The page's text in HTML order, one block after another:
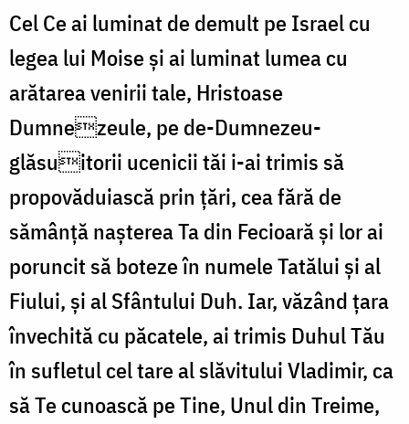
Cel Ce ai luminat de demult pe Israel cu
legea lui Moise și ai luminat lumea cu
arătarea venirii tale, Hristoase
Dumnezeule, pe de-Dumnezeu-
glăsuitorii ucenicii tăi i-ai trimis să
propovăduiască prin țări, cea fără de
sămânță nașterea Ta din Fecioară și lor ai
poruncit să boteze în numele Tatălui și al
Fiului, și al Sfântului Duh. Iar, văzând țara
învechită cu păcatele, ai trimis Duhul Tău
în sufletul cel tare al slăvitului Vladimir, ca
să Te cunoască pe Tine, Unul din Treime,